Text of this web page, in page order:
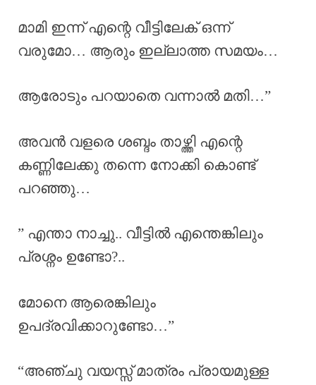
മാമി ഇന്ന് എന്റെ വീട്ടിലേക് ഒന്ന്
വരുമോ… ആരും ഇല്ലാത്ത സമയം…
ആരോടും പറയാതെ വന്നാൽ മതി…”
അവൻ വളരെ ശബ്ദം താഴ്ത്തി എന്റെ
കണ്ണിലേക്കു തന്നെ നോക്കി കൊണ്ട്
പറഞ്ഞു…
” എന്താ നാച്ചു.. വീട്ടിൽ എന്തെങ്കിലും
പ്രശ്നം ഉണ്ടോ?..
മോനെ ആരെങ്കിലും
ഉപദ്രവിക്കാറുണ്ടോ…”
“അഞ്ചു വയസ്സ് മാത്രം പ്രായമുള്ള